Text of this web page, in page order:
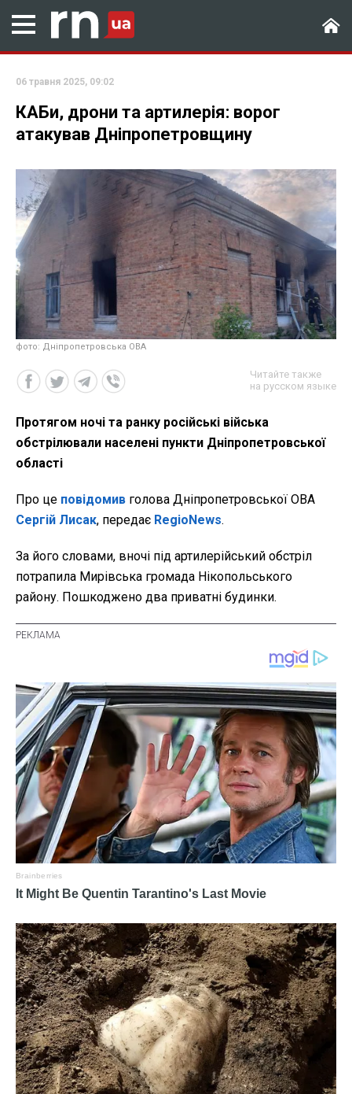
06 травня 2025, 09:02
КАБи, дрони та артилерія: ворог
атакував Дніпропетровщину
фото: Дніпропетровська ОВА
Читайте также
на русском языке
Протягом ночі та ранку російські війська
обстрілювали населені пункти Дніпропетровської
області
Про це повідомив голова Дніпропетровської ОВА
Сергій Лисак, передає RegioNews.
За його словами, вночі під артилерійський обстріл
потрапила Мирівська громада Нікопольського
району. Пошкоджено два приватні будинки.